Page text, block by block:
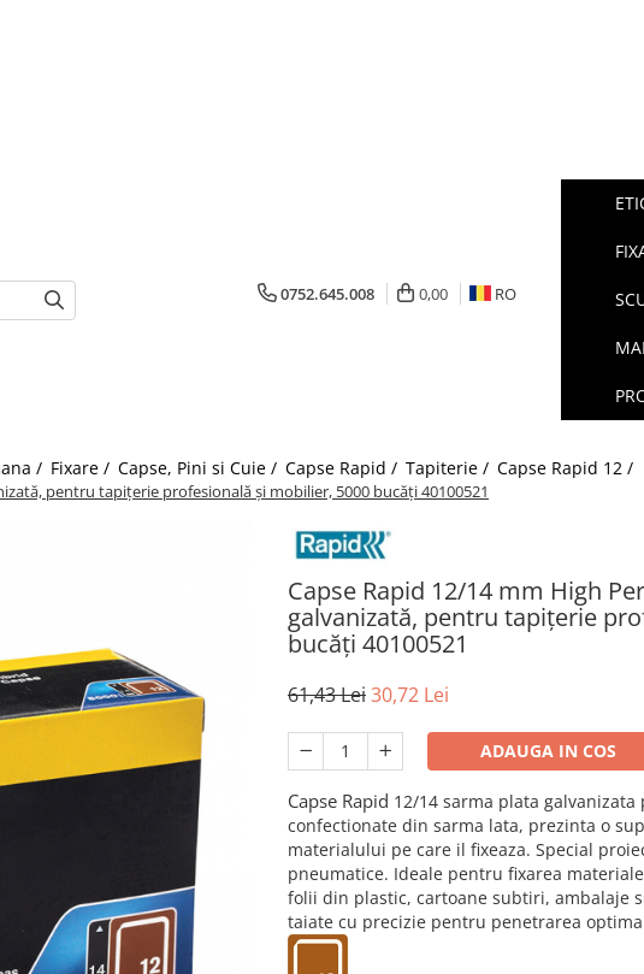
0752.645.008 0,00 RO
/ Fixare / Capse, Pini si Cuie / Capse Rapid / Tapiterie / Capse Rapid 12 /
pentru tapițerie profesională și mobilier, 5000 bucăți 40100521
Capse Rapid 12/14 mm High
galvanizată, pentru tapițerie
bucăți 40100521
61,43 Lei30,72 Lei
ADAUGA IN COS
Capse Rapid 12/14 sarma plata galvanizata
confectionate din sarma lata, prezinta o
materialului pe care il fixeaza. Special
pneumatice. Ideale pentru fixarea
folii din plastic, cartoane subtiri, ambalaje
taiate cu precizie pentru penetrarea